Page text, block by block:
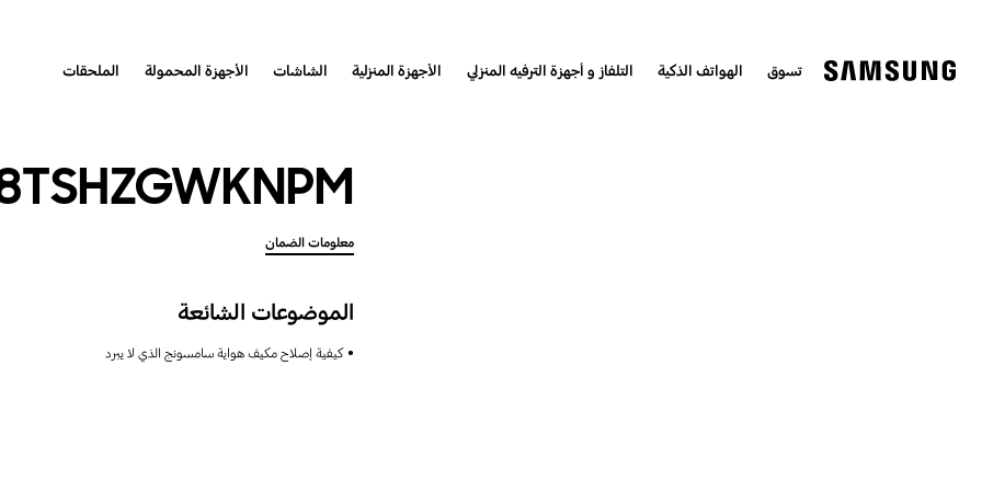
تسوق الهواتف الذكية التلفاز و أجهزة الترفيه المنزلي الأجهزة المنزلية الشاشات الأجهزة المحمولة الملحقات
معلومات الضمان
الموضوعات الشائعة
كيفية إصلاح مكيف هواية سامسونج الذي لا يبرد